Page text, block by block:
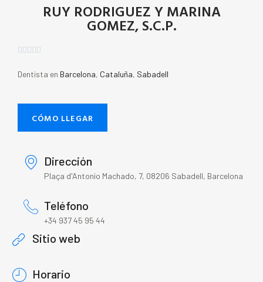
RUY RODRIGUEZ Y MARINA
GOMEZ, S.C.P.
    
Dentista en Barcelona, Cataluña, Sabadell
CÓMO LLEGAR
Dirección
Plaça d'Antonio Machado, 7, 08206 Sabadell, Barcelona
Teléfono
+34 937 45 95 44
Sitio web
Horario